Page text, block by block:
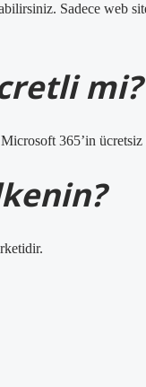
Sadece web
mi?
365’in